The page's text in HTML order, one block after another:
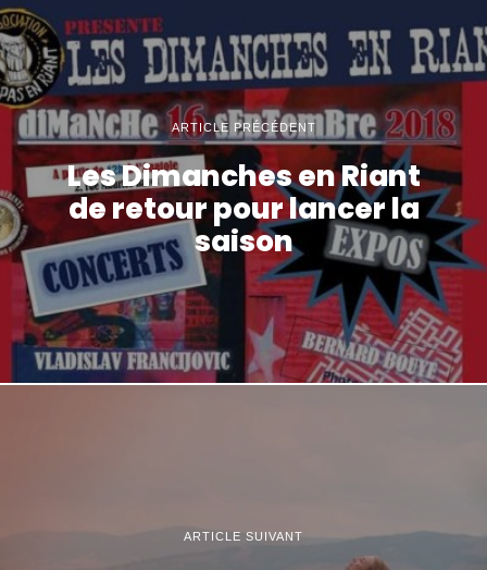
ARTICLE PRÉCÉDENT
Les Dimanches en Riant
de retour pour lancer la
saison
ARTICLE SUIVANT